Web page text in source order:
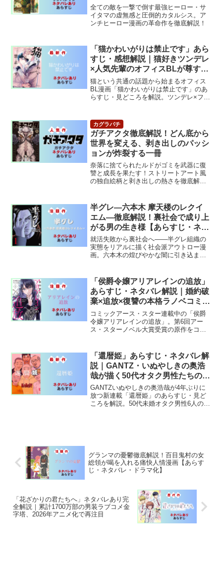
全ての敵を一撃で倒す最強ヒーロー・サ
イタマの虚無感と圧倒的カタルシス。ア
ンチヒーロー漫画の革命作を徹底解説！
「猫かわいがりは禁止です」あら
すじ・感想解説｜猫好きツンデレ
×人気先輩のオフィスBLが尊すぎ
る
猫という共通の話題から始まるオフィス
BL漫画「猫かわいがりは禁止です」のあ
らすじ・見どころを解説。ツンデレ×フレ
ガチアクタ徹底解説！どん底から
世界を変える、剥き出しのパッシ
ョンが炸裂する一冊
奈落に捨てられたルドがゴミを武器に復
讐と成長を果たす！ストリートアート風
の独自絵柄と剥き出しの熱さを徹底解
半グレ―六本木 摩天楼のレクイ
エム―徹底解説！裏社会で成り上
がる男の生き様【あらすじ・ネタ
バレ・考察】
就活失敗から裏社会へ——半グレ組織の
実態をリアルに描く社会派アウトロー漫
画。六本木の煌びやかな闇に引き込まれ
「侯爵令嬢アリアレインの追放」
あらすじ・ネタバレ解説｜婚約破
棄×追放×復讐の本格ラノベコミカ
ライズ
コミックアース・スター連載中の「侯爵
令嬢アリアレインの追放」。第6回アー
ス・スターノベル大賞受賞の原作をコミ
説。
「還暦姫」あらすじ・ネタバレ解
説｜GANTZ・いぬやしきの奥浩
哉が描く50代オタク男性たちの物
語
GANTZいぬやしきの奥浩哉が4年ぶりに
放つ新連載「還暦姫」のあらすじ・見ど
ころを解説。50代未婚オタク男性6人のシ
グランマの憂鬱徹底解説！百目鬼村の女
総領が喝を入れる痛快人情漫画【あらす
じ・ネタバレ・ドラマ化】
「花ざかりの君たちへ」ネタバレあり完
全解説｜累計1700万部の男装ラブコメ金
字塔、2026年アニメ化で再注目